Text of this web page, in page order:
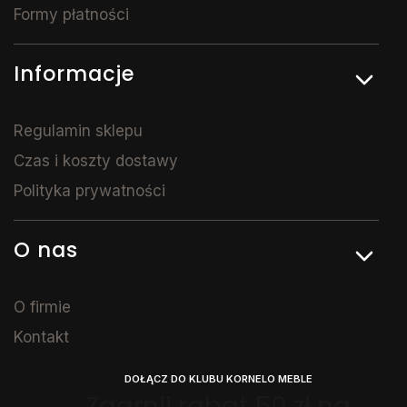
Formy płatności
Informacje
Regulamin sklepu
Czas i koszty dostawy
Polityka prywatności
O nas
O firmie
Kontakt
DOŁĄCZ DO KLUBU KORNELO MEBLE